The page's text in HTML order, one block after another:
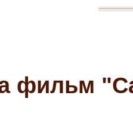
фильм